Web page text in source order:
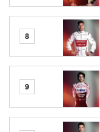
8
9